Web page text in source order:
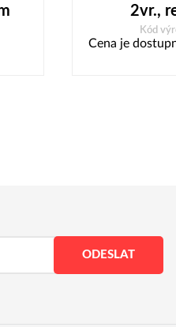
2vr.,
Kód
Cena je
ODESLAT